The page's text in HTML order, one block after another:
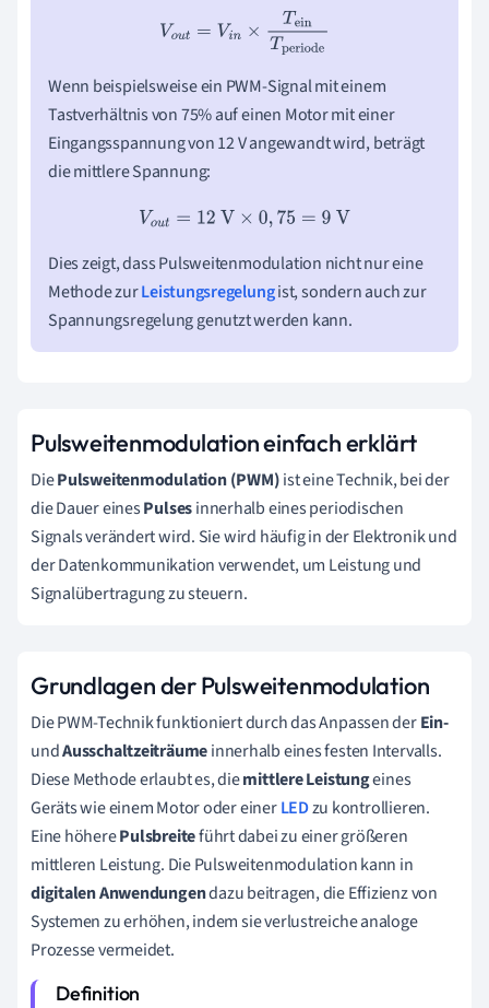
Vo ut =Vi n× ein Tperiode
Wenn beispielsweise ein PWM-Signal mit einem
Tastverhältnis von 75% auf einen Motor mit einer
Eingangsspannung von 12 V angewandt wird, beträgt
die mittlere Spannung:
Vo ut= 12V× 0,75=9 V
Dies zeigt, dass Pulsweitenmodulation nicht nur eine
Methode zurLeistungsregelungist, sondern auch zur
Spannungsregelung genutzt werden kann.
Pulsweitenmodulation einfach erklärt
DiePulsweitenmodulation (PWM)ist eine Technik, bei der
die Dauer einesPulsesinnerhalb eines periodischen
Signals verändert wird. Sie wird häufig in der Elektronik und
der Datenkommunikation verwendet, um Leistung und
Signalübertragung zu steuern.
Grundlagen der Pulsweitenmodulation
Die PWM-Technik funktioniert durch das Anpassen derEin-
undAusschaltzeiträumeinnerhalb eines festen Intervalls.
Diese Methode erlaubt es, diemittlere Leistungeines
Geräts wie einem Motor oder einerLEDzu kontrollieren.
Eine höherePulsbreiteführt dabei zu einer größeren
mittleren Leistung. Die Pulsweitenmodulation kann in
digitalen Anwendungendazu beitragen, die Effizienz von
Systemen zu erhöhen, indem sie verlustreiche analoge
Prozesse vermeidet.